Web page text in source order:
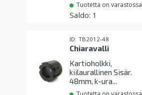
Tuotetta on varastossa
1
TB2012-48
Chiaravalli
Kartioholkki,
kiilaurallinen Sisär.
48mm, k-ura...